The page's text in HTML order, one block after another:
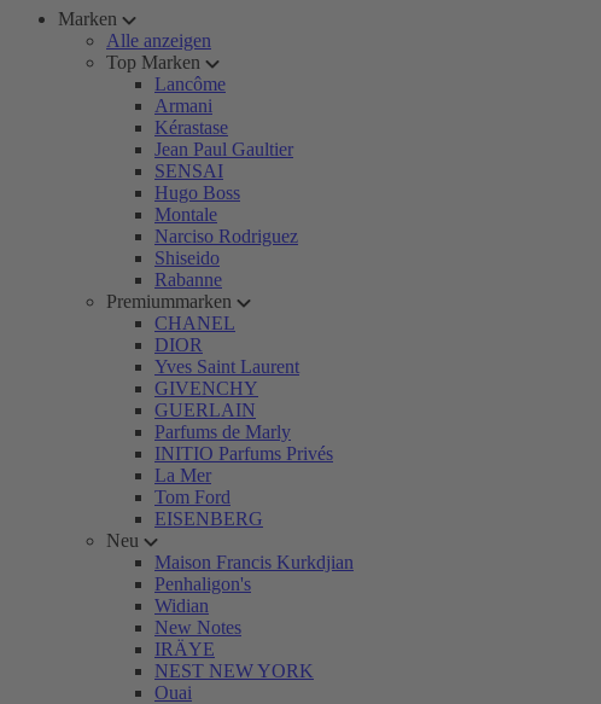
Marken
Alle anzeigen
Top Marken
Lancôme
Armani
Kérastase
Jean Paul Gaultier
SENSAI
Hugo Boss
Montale
Narciso Rodriguez
Shiseido
Rabanne
Premiummarken
CHANEL
DIOR
Yves Saint Laurent
GIVENCHY
GUERLAIN
Parfums de Marly
INITIO Parfums Privés
La Mer
Tom Ford
EISENBERG
Neu
Maison Francis Kurkdjian
Penhaligon's
Widian
New Notes
IRÄYE
NEST NEW YORK
Ouai